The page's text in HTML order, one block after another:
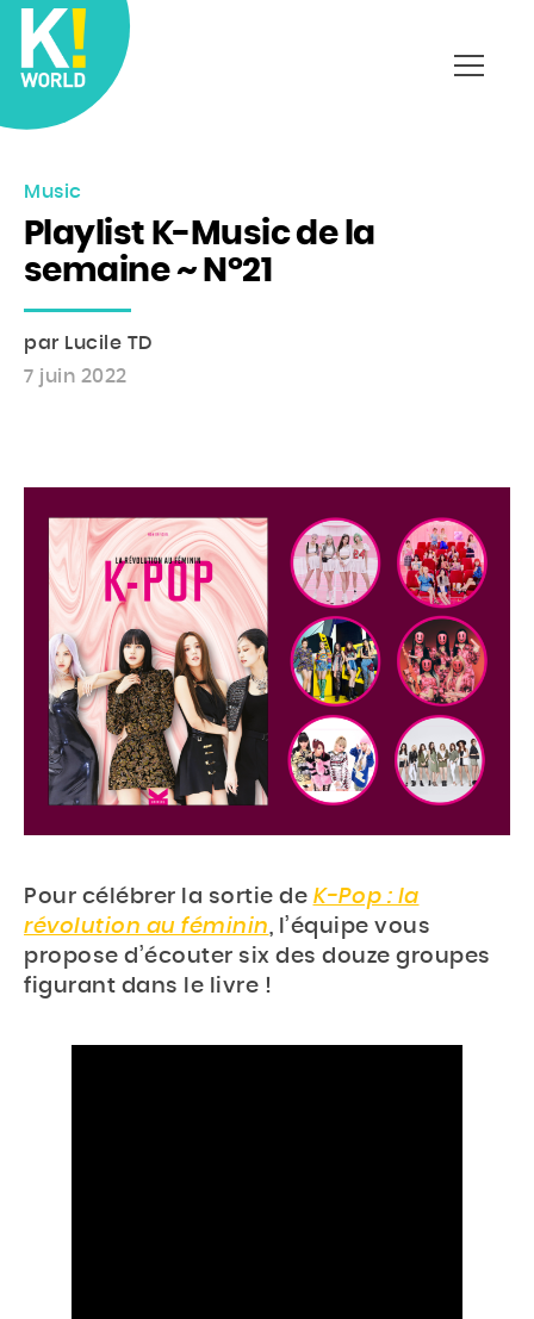
Music
Playlist K-Music de la
semaine ~ N°21
par Lucile TD
7 juin 2022
Pour célébrer la sortie de K-Pop : la
révolution au féminin, l’équipe vous
propose d’écouter six des douze groupes
figurant dans le livre !